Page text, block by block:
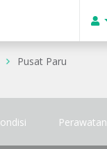
Pusat Paru
Perawatan